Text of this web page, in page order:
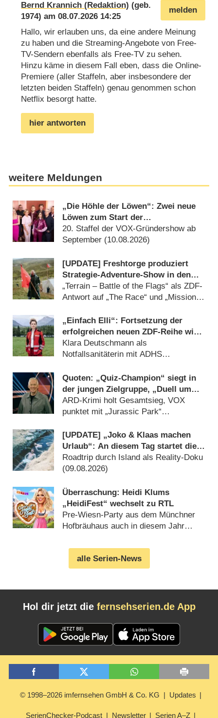
melden
Bernd Krannich
(geb.
1974) am08.07.2026 14:25
Hallo, wir erlauben uns, da eine andere Meinung
zu haben und die Streaming-Angebote von Free-
TV-Sendern ebenfalls als Free-TV zu sehen.
Hinzu käme in diesem Fall eben, dass die Online-
Premiere (aller Staffeln, aber insbesondere der
letzten beiden Staffeln) genau genommen schon
Netflix besorgt hatte.
hier antworten
weitere Meldungen
„Die Höhle der Löwen“: Zwei neue
Löwen zum Start der
Jubiläumsstaffel
20. Staffel der VOX-Gründershow ab
September (10.08.2026)
[UPDATE] Freshtorge produziert
Strategie-Adventure-Show in den
schottischen Highlands
„Terrain – Battle of the Flags“ als ZDF-
Antwort auf „The Race“ und „Mission
„Einfach Elli“: Fortsetzung der
erfolgreichen neuen ZDF-Reihe wird
gedreht
Klara Deutschmann als
Notfallsanitäterin mit ADHS
Quoten: „Quiz-Champion“ siegt in
der jungen Zielgruppe, „Duell um
die Welt“-Best-of geht völlig unter
ARD-Krimi holt Gesamtsieg, VOX
punktet mit „Jurassic Park“
[UPDATE] „Joko & Klaas machen
Urlaub“: An diesem Tag startet die
neue Sendung des Entertainer-Duos
Roadtrip durch Island als Reality-Doku
(09.08.2026)
Überraschung: Heidi Klums
„HeidiFest“ wechselt zu RTL
Pre-Wiesn-Party aus dem Münchner
Hofbräuhaus auch in diesem Jahr
alle Serien-News
Hol dir jetzt die fernsehserien.de App
© 1998–2026 imfernsehen GmbH & Co. KG Updates
SerienChecker-Podcast Newsletter Serien A–Z